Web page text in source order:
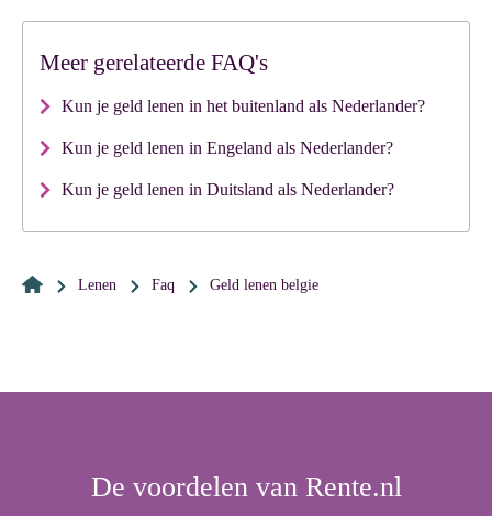
Meer gerelateerde FAQ's
Kun je geld lenen in het buitenland als Nederlander?
Kun je geld lenen in Engeland als Nederlander?
Kun je geld lenen in Duitsland als Nederlander?
Lenen Faq geld lenen belgie
De voordelen van Rente.nl